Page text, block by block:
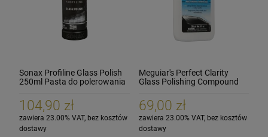
Sonax Profiline Glass Polish
250ml Pasta do polerowania
104,90 zł
zawiera 23.00% VAT, bez kosztów
dostawy
Meguiar's Perfect Clarity
Glass Polishing Compound
69,00 zł
zawiera 23.00% VAT, bez kosztów
dostawy